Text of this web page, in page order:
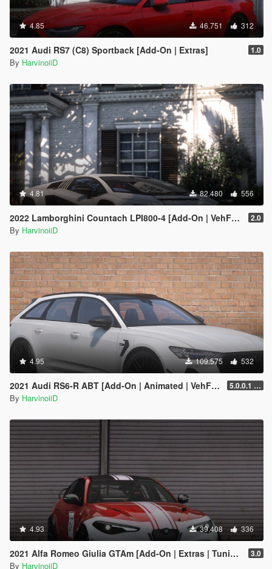
4.85 46.751 312
2021 Audi RS7 (C8) Sportback [Add-On | Extras] 1.0
By HarvinoiiD
4.81 82.480 556
2022 Lamborghini Countach LPI800-4 [Add-On | VehFuncs V ] 2.0
By HarvinoiiD
4.95 109.575 532
2021 Audi RS6-R ABT [Add-On | Animated | VehFuncs V ] 5.0.0.1 [HOTFIX]
By HarvinoiiD
4.93 39.408 336
2021 Alfa Romeo Giulia GTAm [Add-On | Extras | Tuning | LODs | Template] 3.0
By HarvinoiiD